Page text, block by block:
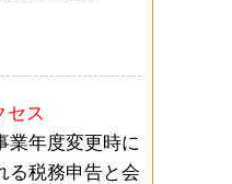
セス
業年度変更時に
る税務申告と会